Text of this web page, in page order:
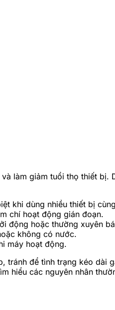
làm giảm tuổi thọ thiết bị.
khi dùng nhiều thiết bị
chí hoạt động gián đoạn.
động hoặc thường xuyên
không có nước.
máy hoạt động.
tránh để tình trạng kéo dài
hiểu các nguyên nhân